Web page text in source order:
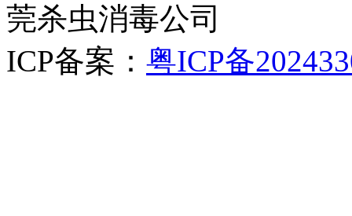
莞杀虫消毒公司
ICP备案： 粤ICP备